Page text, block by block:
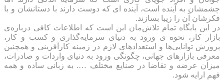
چشمشان به آینده است، آینده ای که دوست دارند با دستانشان و با
فکرشان آن را زیبا بسازند.
در این پایگاه تمام تلاش‌مان این است که ‌اطلاعات کافی درباره‌ی
بازار کار، نحوه ی ورود به دنیای سرمایه‌گذاری و کسب و کار،
پرورش توانایی‌ها و استعدادهای لازم در زمینه کارآفرینی و همچنین
معرفی بازارهای جهانی، چگونگی ورود به دنیای واردات و صادرات،
میزان عرضه و تقاضا در صنایع مختلف …. به زبانی ساده و همه
فهم ارایه شود.